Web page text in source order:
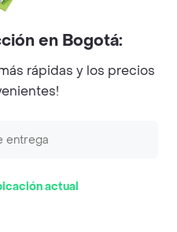
Twitter
Instagram
rights reserved.
en Bogotá:
rápidas y los precios
actual